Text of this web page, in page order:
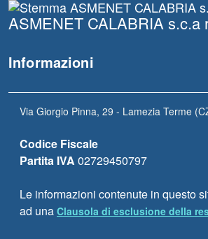
ASMENET CALABRIA s.c.a
Informazioni
Via Giorgio Pinna, 29 - Lamezia Terme
Codice Fiscale
Partita IVA 02729450797
Le informazioni contenute in questo
ad una Clausola di esclusione della